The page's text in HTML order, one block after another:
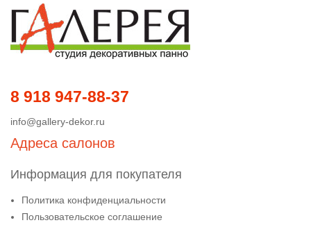
8 918 947-88-37
info@gallery-dekor.ru
Адреса салонов
Информация для покупателя
Политика конфиденциальности
Пользовательское соглашение